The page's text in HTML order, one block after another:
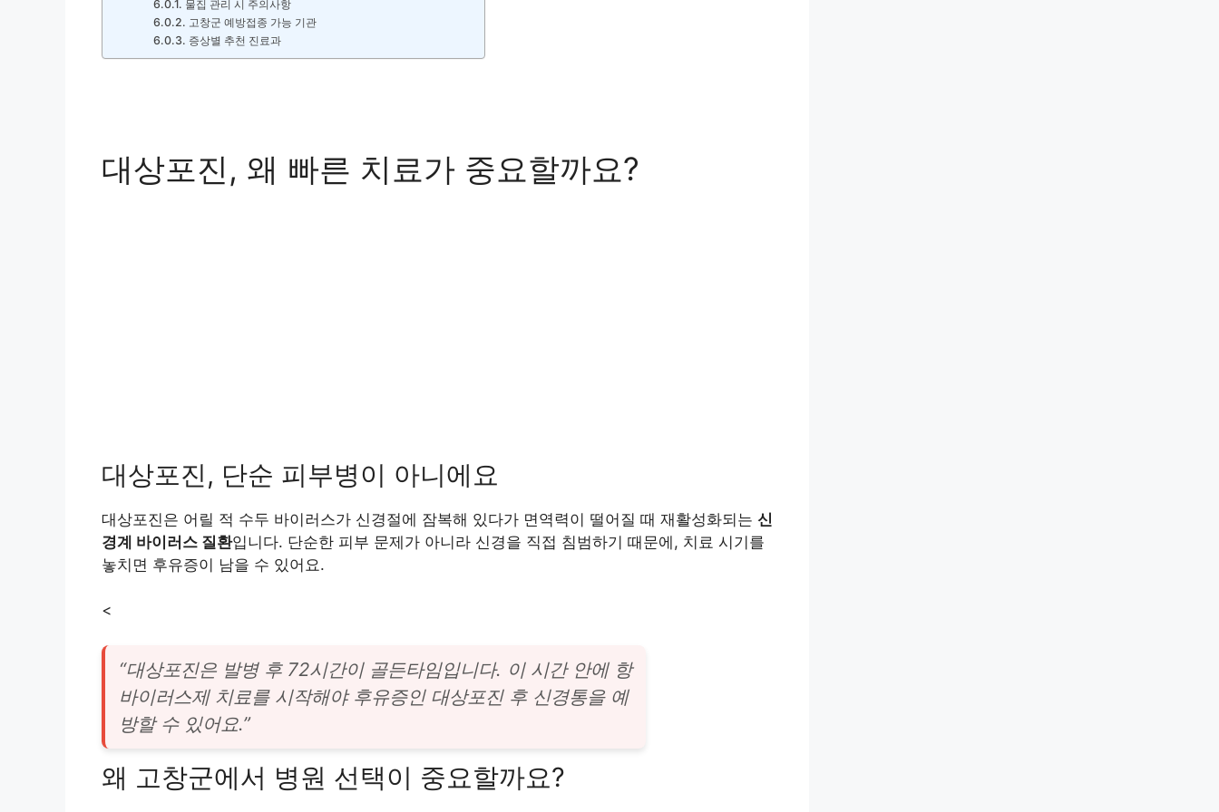
물집 관리 시 주의사항
고창군 예방접종 가능 기관
증상별 추천 진료과
대상포진, 왜 빠른 치료가 중요할까요?
대상포진, 단순 피부병이 아니에요
대상포진은 어릴 적 수두 바이러스가 신경절에 잠복해 있다가 면역력이 떨어질 때 재활성화되는 신
경계 바이러스 질환입니다. 단순한 피부 문제가 아니라 신경을 직접 침범하기 때문에, 치료 시기를
놓치면 후유증이 남을 수 있어요.
<
“대상포진은 발병 후 72시간이 골든타임입니다. 이 시간 안에 항
바이러스제 치료를 시작해야 후유증인 대상포진 후 신경통을 예
방할 수 있어요.”
왜 고창군에서 병원 선택이 중요할까요?